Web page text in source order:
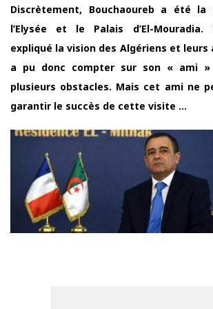
Discrètement, Bouchaoureb a été la
l’Elysée et le Palais d’El-
expliqué la vision des Algériens et
a pu donc compter sur son « ami »
plusieurs obstacles. Mais cet ami ne
garantir le succès de cette visite …